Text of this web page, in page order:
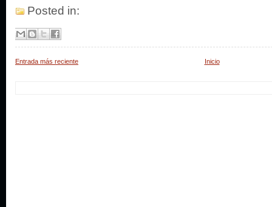
Posted in:
Entrada más reciente Inicio